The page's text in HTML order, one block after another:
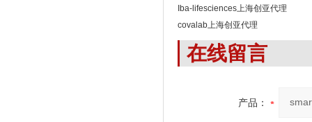
Iba-lifesciences上海创亚代理
covalab上海创亚代理
在线留言
产品：